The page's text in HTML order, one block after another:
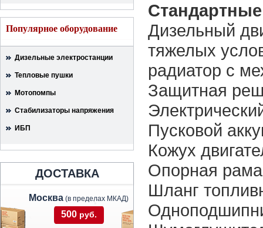
Популярное оборудование
Дизельные электростанции
Тепловые пушки
Мотопомпы
Стабилизаторы напряжения
ИБП
ДОСТАВКА
Москва (в пределах МКАД)
500 руб.
Дизельный
тяжелых
радиатор с
Защитная
Пусковой
Кожух
Опорная
Шланг